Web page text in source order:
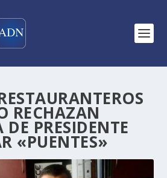
RECHAZAN
DE PRESIDENTE
«PUENTES»